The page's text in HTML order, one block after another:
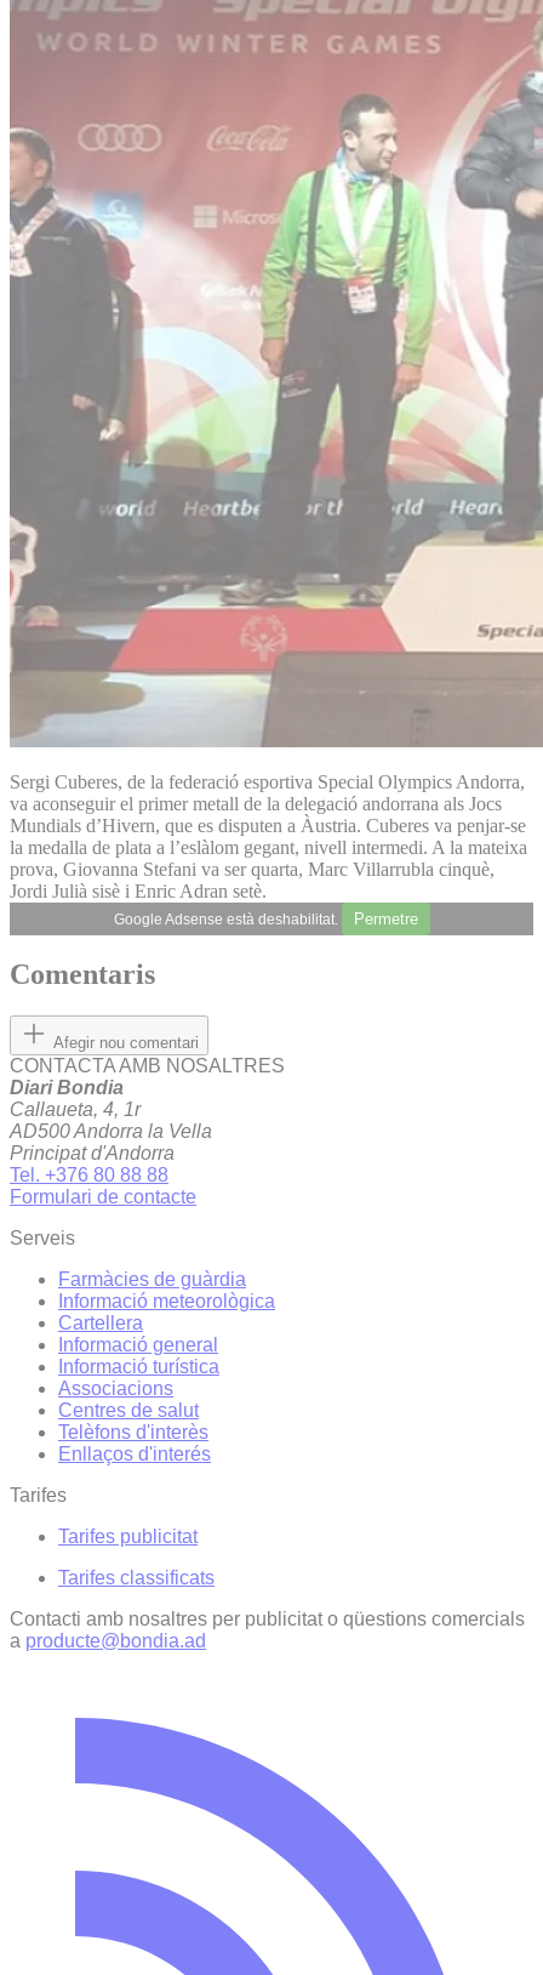
Sergi Cuberes, de la federació esportiva Special Olympics Andorra,
va aconseguir el primer metall de la delegació andorrana als Jocs
Mundials d’Hivern, que es disputen a Àustria. Cuberes va penjar-se
la medalla de plata a l’eslàlom gegant, nivell intermedi. A la mateixa
prova, Giovanna Stefani va ser quarta, Marc Villarrubla cinquè,
Jordi Julià sisè i Enric Adran setè.
Google Adsense està deshabilitat. Permetre
Comentaris
Afegir nou comentari
CONTACTA AMB NOSALTRES
Diari Bondia
Callaueta, 4, 1r
AD500 Andorra la Vella
Principat d'Andorra
Tel. +376 80 88 88
Formulari de contacte
Serveis
Farmàcies de guàrdia
Informació meteorològica
Cartellera
Informació general
Informació turística
Associacions
Centres de salut
Telèfons d'interès
Enllaços d'interés
Tarifes
Tarifes publicitat
Tarifes classificats
Contacti amb nosaltres per publicitat o qüestions comercials
a producte@bondia.ad